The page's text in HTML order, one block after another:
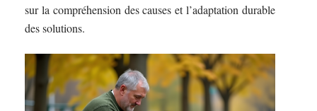
sur la compréhension des causes et l’adaptation durable
des solutions.